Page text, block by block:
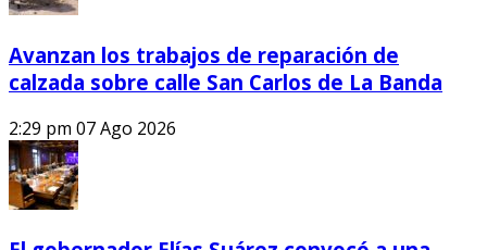
Avanzan los trabajos de reparación de
calzada sobre calle San Carlos de La Banda
2:29 pm 07 Ago 2026